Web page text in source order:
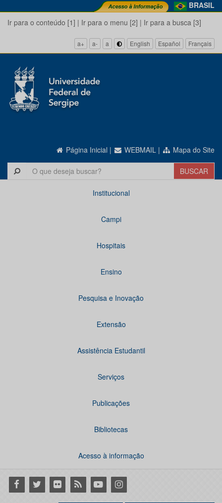
BRASIL
Ir para o conteúdo [1] | Ir para o menu [2] | Ir para a busca [3]
a+ a- a English Español Français
Página Inicial | WEBMAIL | Mapa do Site
Institucional
Campi
Hospitais
Ensino
Pesquisa e Inovação
Extensão
Assistência Estudantil
Serviços
Publicações
Bibliotecas
Acesso à informação
Facebook
Twitter Flickr RSS YoutubeInstagram